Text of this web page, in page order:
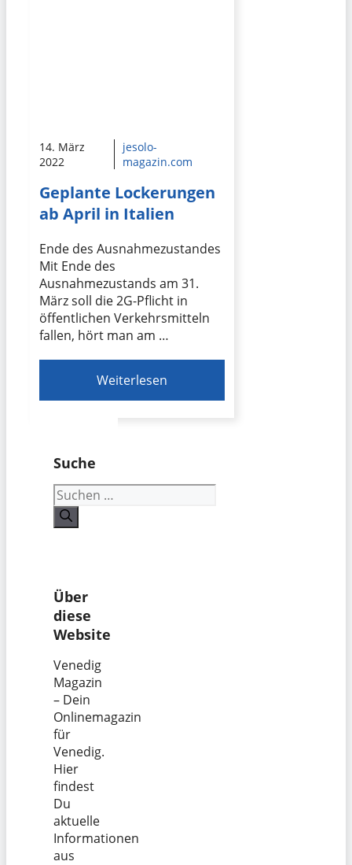
14. März
2022
jesolo-
magazin.com
Geplante Lockerungen
ab April in Italien
Ende des Ausnahmezustandes
Mit Ende des
Ausnahmezustands am 31.
März soll die 2G-Pflicht in
öffentlichen Verkehrsmitteln
fallen, hört man am …
Weiterlesen
Suche
Suchen
nach:
Über
diese
Website
Venedig
Magazin
– Dein
Onlinemagazin
für
Venedig.
Hier
findest
Du
aktuelle
Informationen
aus